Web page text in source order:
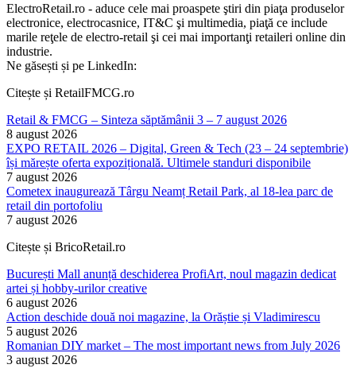
ElectroRetail.ro - aduce cele mai proaspete ştiri din piaţa produselor
electronice, electrocasnice, IT&C şi multimedia, piaţă ce include
marile reţele de electro-retail şi cei mai importanţi retaileri online din
industrie.
Ne găsești și pe LinkedIn:
Citește și RetailFMCG.ro
Retail & FMCG – Sinteza săptămânii 3 – 7 august 2026
8 august 2026
EXPO RETAIL 2026 – Digital, Green & Tech (23 – 24 septembrie)
își mărește oferta expozițională. Ultimele standuri disponibile
7 august 2026
Cometex inaugurează Târgu Neamț Retail Park, al 18-lea parc de
retail din portofoliu
7 august 2026
Citește și BricoRetail.ro
București Mall anunță deschiderea ProfiArt, noul magazin dedicat
artei și hobby-urilor creative
6 august 2026
Action deschide două noi magazine, la Orăștie și Vladimirescu
5 august 2026
Romanian DIY market – The most important news from July 2026
3 august 2026